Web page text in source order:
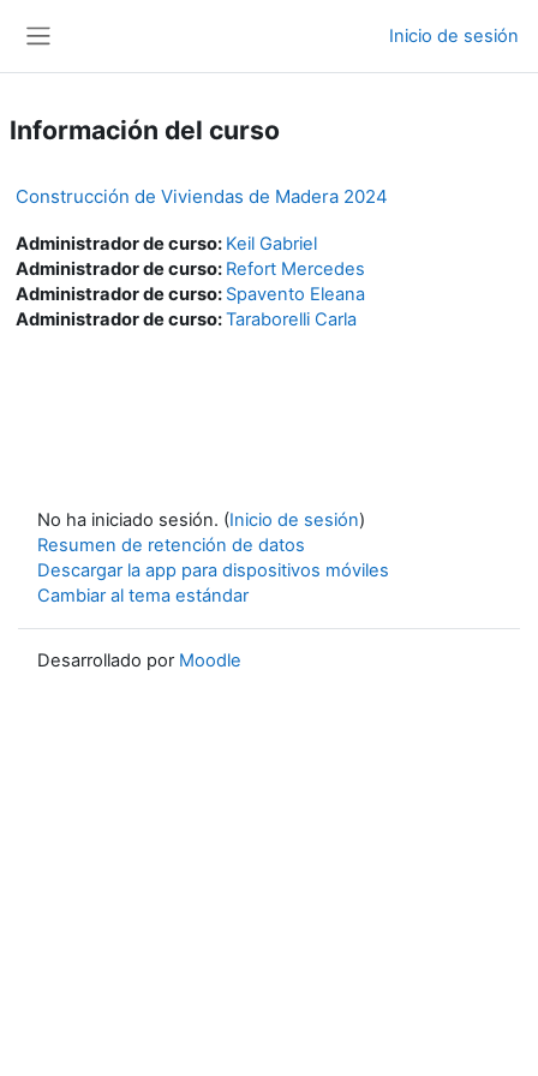
Inicio de sesión
Información del curso
Construcción de Viviendas de Madera 2024
Administrador de curso: Keil Gabriel
Administrador de curso: Refort Mercedes
Administrador de curso: Spavento Eleana
Administrador de curso:Taraborelli Carla
No ha iniciado sesión. (Inicio de sesión)
Resumen de retención de datos
Descargar la app para dispositivos móviles
Cambiar al tema estándar
Desarrollado por Moodle